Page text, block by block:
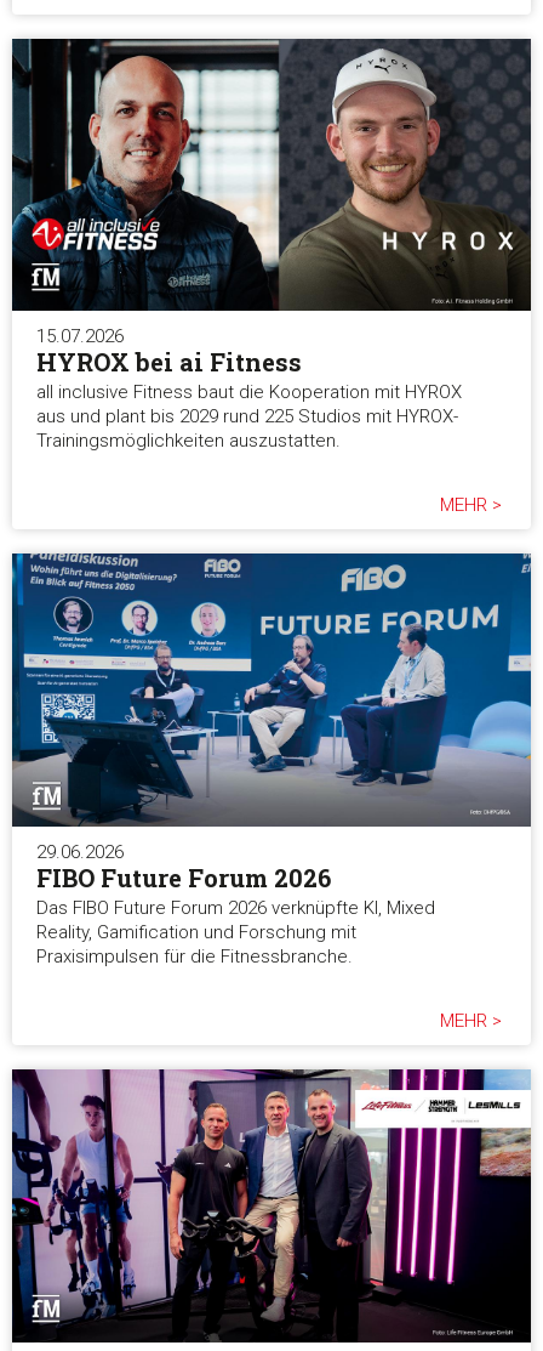
15.07.2026
HYROX bei ai Fitness
all inclusive Fitness baut die Kooperation mit HYROX
aus und plant bis 2029 rund 225 Studios mit HYROX-
Trainingsmöglichkeiten auszustatten.
MEHR >
29.06.2026
FIBO Future Forum 2026
Das FIBO Future Forum 2026 verknüpfte KI, Mixed
Reality, Gamification und Forschung mit
Praxisimpulsen für die Fitnessbranche.
MEHR >